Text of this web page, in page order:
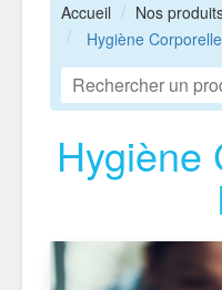
Accueil
Nos
Hygiène
Hygiène